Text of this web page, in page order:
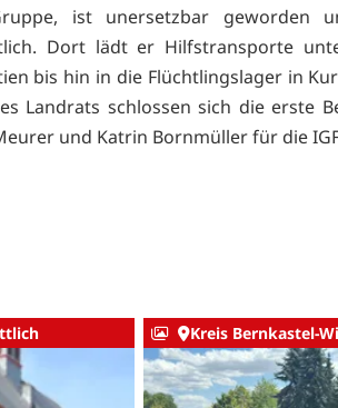
ist unersetzbar geworden
Dort lädt er Hilfstransporte
bis hin in die Flüchtlingslager in
Landrats schlossen sich die erste
und Katrin Bornmüller für die
Kreis Bernkastel-